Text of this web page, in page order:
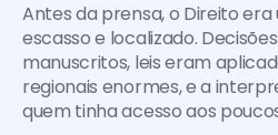
Antes da prensa, o Direito
escasso e localizado.
manuscritos, leis eram
regionais enormes, e a
quem tinha acesso aos